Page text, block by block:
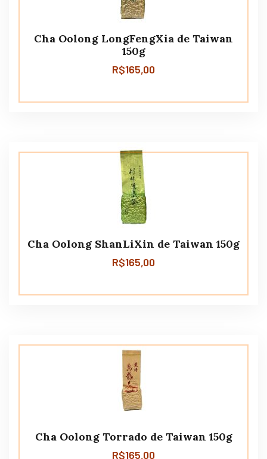
Cha Oolong LongFengXia de Taiwan
150g
R$165,00
Cha Oolong ShanLiXin de Taiwan 150g
R$165,00
Cha Oolong Torrado de Taiwan 150g
R$165,00